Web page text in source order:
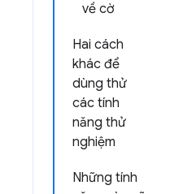
về cờ
Hai cách
khác để
dùng thử
các tính
năng thử
nghiệm
Những tính